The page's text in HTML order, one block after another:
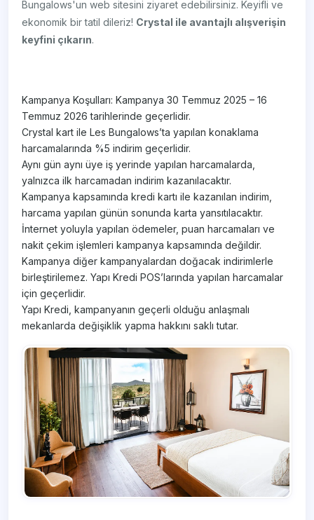
Bungalows'un web sitesini ziyaret edebilirsiniz. Keyifli ve
ekonomik bir tatil dileriz! Crystal ile avantajlı alışverişin
keyfini çıkarın.
Kampanya Koşulları: Kampanya 30 Temmuz 2025 – 16
Temmuz 2026 tarihlerinde geçerlidir.
Crystal kart ile Les Bungalows’ta yapılan konaklama
harcamalarında %5 indirim geçerlidir.
Aynı gün aynı üye iş yerinde yapılan harcamalarda,
yalnızca ilk harcamadan indirim kazanılacaktır.
Kampanya kapsamında kredi kartı ile kazanılan indirim,
harcama yapılan günün sonunda karta yansıtılacaktır.
İnternet yoluyla yapılan ödemeler, puan harcamaları ve
nakit çekim işlemleri kampanya kapsamında değildir.
Kampanya diğer kampanyalardan doğacak indirimlerle
birleştirilemez. Yapı Kredi POS’larında yapılan harcamalar
için geçerlidir.
Yapı Kredi, kampanyanın geçerli olduğu anlaşmalı
mekanlarda değişiklik yapma hakkını saklı tutar.